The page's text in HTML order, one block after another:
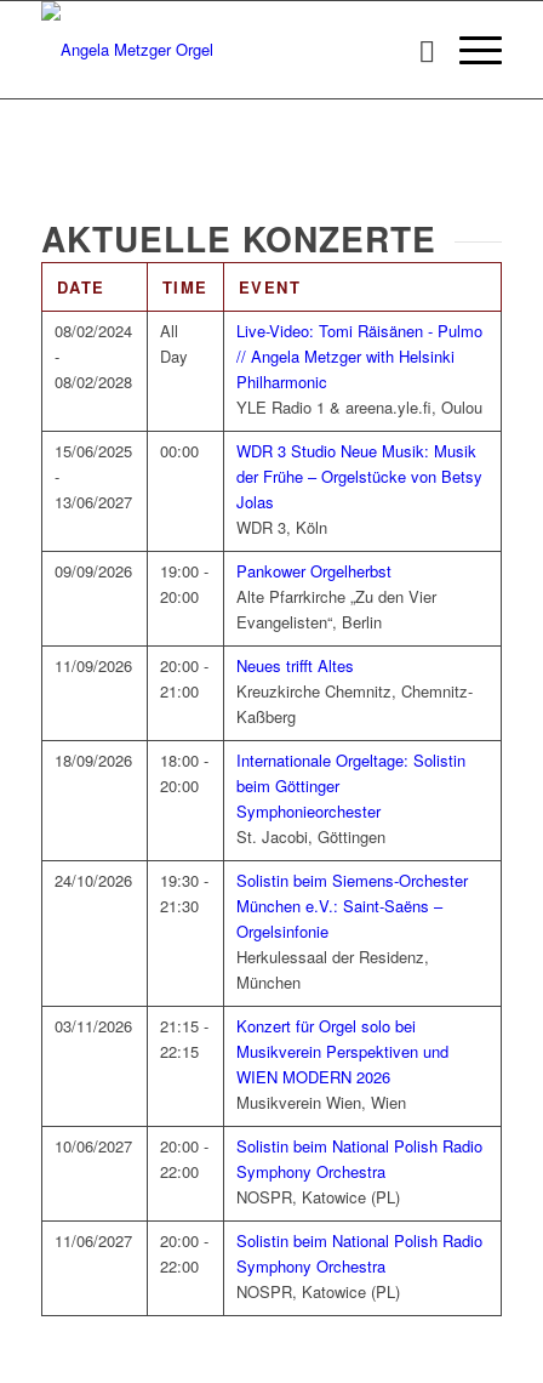
AKTUELLE KONZERTE
DATE TIME
EVENT
08/02/2024
-
08/02/2028
All
Day
Live-Video: Tomi Räisänen - Pulmo
// Angela Metzger with Helsinki
Philharmonic
YLE Radio 1 & areena.yle.fi, Oulou
15/06/2025
-
13/06/2027
00:00
WDR 3 Studio Neue Musik: Musik
der Frühe – Orgelstücke von Betsy
Jolas
WDR 3, Köln
09/09/2026
19:00 -
20:00
Pankower Orgelherbst
Alte Pfarrkirche „Zu den Vier
Evangelisten“, Berlin
11/09/2026
20:00 -
21:00
Neues trifft Altes
Kreuzkirche Chemnitz, Chemnitz-
Kaßberg
18/09/2026
18:00 -
20:00
Internationale Orgeltage: Solistin
beim Göttinger
Symphonieorchester
St. Jacobi, Göttingen
24/10/2026
19:30 -
21:30
Solistin beim Siemens-Orchester
München e.V.: Saint-Saëns –
Orgelsinfonie
Herkulessaal der Residenz,
München
03/11/2026
21:15 -
22:15
Konzert für Orgel solo bei
Musikverein Perspektiven und
WIEN MODERN 2026
Musikverein Wien, Wien
10/06/2027
20:00 -
22:00
Solistin beim National Polish Radio
Symphony Orchestra
NOSPR, Katowice (PL)
11/06/2027
20:00 -
22:00
Solistin beim National Polish Radio
Symphony Orchestra
NOSPR, Katowice (PL)